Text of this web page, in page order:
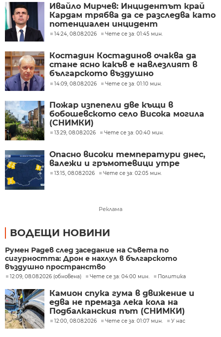
Ивайло Мирчев: Инцидентът край
Кардам трябва да се разследва като
потенциален инцидент
14:24, 08.08.2026 Чете се за: 01:45 мин.
Костадин Костадинов очаква да
стане ясно какъв е навлезлият в
българското въздушно
пространство дрон
14:09, 08.08.2026 Чете се за: 01:10 мин.
Пожар изпепели две къщи в
бобошевското село Висока могила
(СНИМКИ)
13:29, 08.08.2026 Чете се за: 00:40 мин.
Опасно високи температури днес,
валежи и гръмотевици утре
13:15, 08.08.2026 Чете се за: 02:05 мин.
Реклама
ВОДЕЩИ НОВИНИ
Румен Радев след заседание на Съвета по
сигурността: Дрон е нахлул в българското
въздушно пространство
12:09, 08.08.2026 (обновена) Чете се за: 04:00 мин. Политика
Камион спука гума в движение и
едва не премаза лека кола на
Подбалканския път (СНИМКИ)
12:00, 08.08.2026 Чете се за: 01:07 мин. У нас